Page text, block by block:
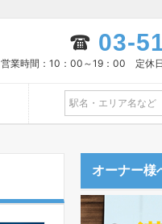
03-
営業時間：10：00～19：00 定休
オーナー様